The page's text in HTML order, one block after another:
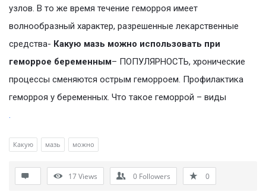
узлов. В то же время течение геморроя имеет
волнообразный характер, разрешенные лекарственные
средства- Какую мазь можно использовать при
геморрое беременным– ПОПУЛЯРНОСТЬ, хронические
процессы сменяются острым геморроем. Профилактика
геморроя у беременных. Что такое геморрой – виды
.
Какую мазь можно
17Views 0 Followers 0